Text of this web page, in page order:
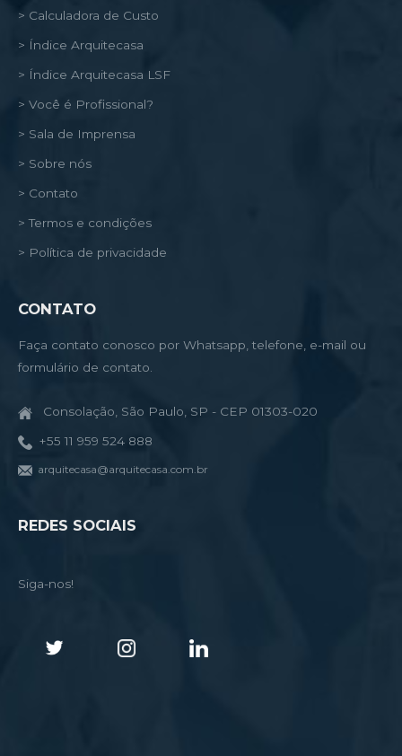
> Calculadora de Custo
> Índice Arquitecasa
> Índice Arquitecasa LSF
> Você é Profissional?
> Sala de Imprensa
> Sobre nós
> Contato
> Termos e condições
> Política de privacidade
CONTATO
Faça contato conosco por Whatsapp, telefone, e-mail ou
formulário de contato.
Consolação, São Paulo, SP - CEP 01303-020
+55 11 959 524 888
arquitecasa@arquitecasa.com.br
REDES SOCIAIS
Siga-nos!